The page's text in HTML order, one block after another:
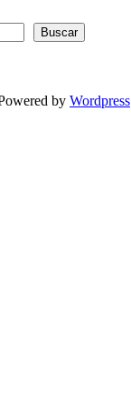
Buscar
by Wordpress